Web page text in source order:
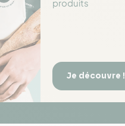
produits
Je découvre !